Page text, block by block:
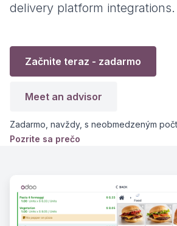
delivery platform integrations.
Začnite teraz - zadarmo
Meet an advisor
Zadarmo, navždy, s neobmedzeným
Pozrite sa prečo